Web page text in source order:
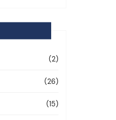
(2)
(26)
(15)